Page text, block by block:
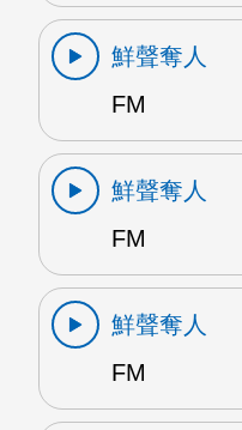
鮮聲奪人
FM
鮮聲奪人
FM
鮮聲奪人
FM